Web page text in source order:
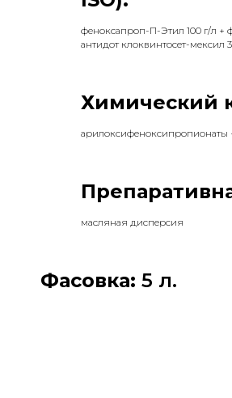
феноксапроп-П-Этил 100 г/л +
антидот клоквинтосет-мексил
Химический
арилоксифеноксипропионаты
масляная дисперсия
Фасовка: 5 л.